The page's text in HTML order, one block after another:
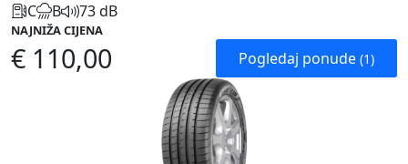
C B 73 dB
NAJNIŽA CIJENA
€ 110,00 Pogledaj ponude (1)